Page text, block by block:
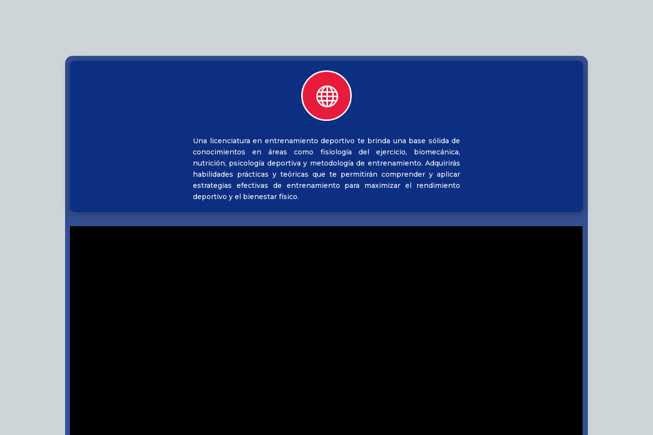

Una licenciatura en entrenamiento deportivo te brinda una base sólida de
conocimientos en áreas como fisiología del ejercicio, biomecánica,
nutrición, psicología deportiva y metodología de entrenamiento. Adquirirás
habilidades prácticas y teóricas que te permitirán comprender y aplicar
estrategias efectivas de entrenamiento para maximizar el rendimiento
deportivo y el bienestar físico.